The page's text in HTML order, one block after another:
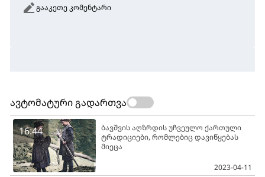
გააკეთე კომენტარი
ავტომატური გადართვა
16:44
ბავშვის აღზრდის უჩვეულო ქართული
ტრადიციები, რომლებიც დავიწყებას
მიეცა
2023-04-11